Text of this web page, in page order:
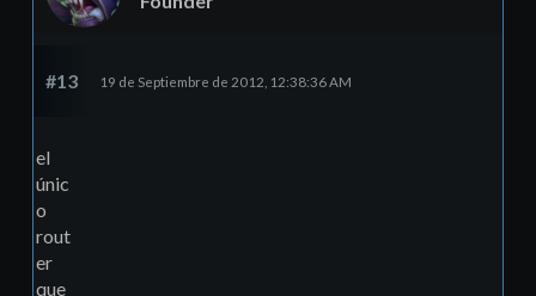
#13 19 de Septiembre de 2012, 12:38:36 AM
el
únic
o
rout
er
que